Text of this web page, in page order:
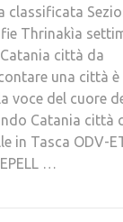
classificata
Thrinakìa
città da
una città è
voce del cuore
Catania città
in Tasca ODV-
…